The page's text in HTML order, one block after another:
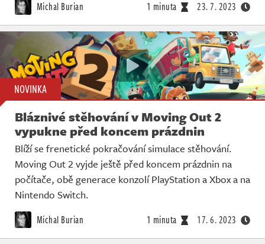
Michal Burian 1 minuta 23. 7. 2023
NOVINKA
Bláznivé stěhování v Moving Out 2
vypukne před koncem prázdnin
Blíží se frenetické pokračování simulace stěhování.
Moving Out 2 vyjde ještě před koncem prázdnin na
počítače, obě generace konzolí PlayStation a Xbox a na
Nintendo Switch.
Michal Burian 1 minuta 17. 6. 2023